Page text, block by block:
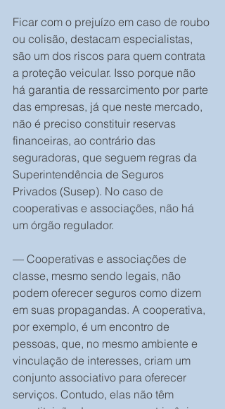
Ficar com o prejuízo em caso de roubo
ou colisão, destacam especialistas,
são um dos riscos para quem contrata
a proteção veicular. Isso porque não
há garantia de ressarcimento por parte
das empresas, já que neste mercado,
não é preciso constituir reservas
financeiras, ao contrário das
seguradoras, que seguem regras da
Superintendência de Seguros
Privados (Susep). No caso de
cooperativas e associações, não há
um órgão regulador.
— Cooperativas e associações de
classe, mesmo sendo legais, não
podem oferecer seguros como dizem
em suas propagandas. A cooperativa,
por exemplo, é um encontro de
pessoas, que, no mesmo ambiente e
vinculação de interesses, criam um
conjunto associativo para oferecer
serviços. Contudo, elas não têm